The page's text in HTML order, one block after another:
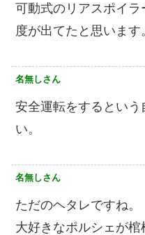
可動式のリアスポイ
度が出てたと思います
名無しさん
安全運転をするとい
い。
名無しさん
ただのヘタレですね。
大好きなポルシェが棺